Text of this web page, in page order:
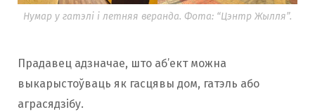
Нумар у гатэлі і летняя веранда. Фота: “Цэнтр Жылля”.
Прадавец адзначае, што аб’ект можна
выкарыстоўваць як гасцявы дом, гатэль або
аграсядзібу.